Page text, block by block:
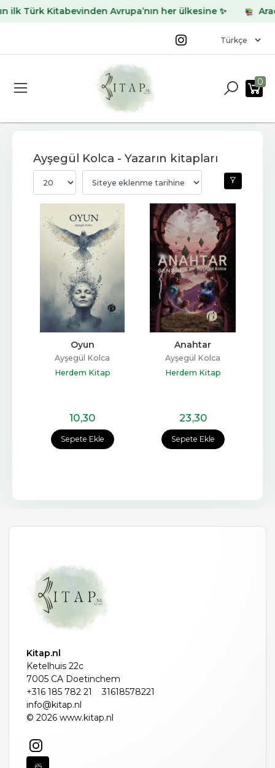
Türk Kitabevinden Avrupa’nın her ülkesine ✨
0
Ayşegül Kolca - Yazarın kitapları
Sepete Ekle
Oyun
Ayşegül Kolca
Herdem Kitap
10,30
Sepete Ekle
Anahtar
Ayşegül Kolca
Herdem Kitap
23,30
Kitap.nl
Ketelhuis 22c
7005 CA Doetinchem
+316 185 782 21
31618578221
info@kitap.nl
© 2026 www.kitap.nl